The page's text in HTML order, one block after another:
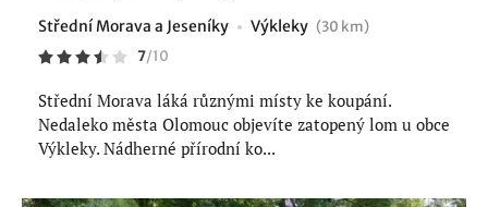
Střední Morava a Jeseníky Výkleky (30 km)
7/10
Střední Morava láká různými místy ke koupání.
Nedaleko města Olomouc objevíte zatopený lom u obce
Výkleky. Nádherné přírodní ko...